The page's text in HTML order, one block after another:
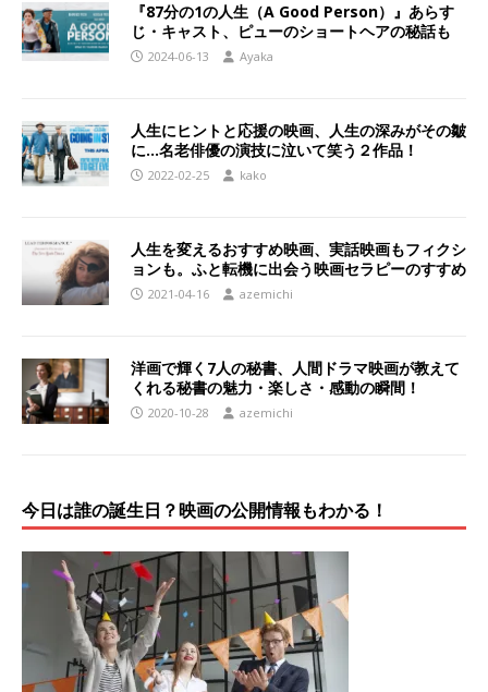
『87分の1の人生（A Good Person）』あらす
じ・キャスト、ピューのショートヘアの秘話も
2024-06-13 Ayaka
人生にヒントと応援の映画、人生の深みがその皺
に…名老俳優の演技に泣いて笑う２作品！
2022-02-25 kako
人生を変えるおすすめ映画、実話映画もフィクシ
ョンも。ふと転機に出会う映画セラピーのすすめ
2021-04-16 azemichi
洋画で輝く7人の秘書、人間ドラマ映画が教えて
くれる秘書の魅力・楽しさ・感動の瞬間！
2020-10-28 azemichi
今日は誰の誕生日？映画の公開情報もわかる！